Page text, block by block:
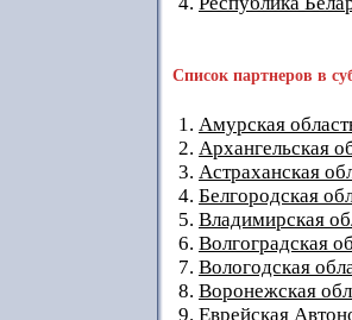
Список партнеров в
1. Амурская
2. Архангельская
3. Астраханская
4. Белгородская
5. Владимирская
6. Волгоградская
7. Вологодская
8. Воронежская
9. Еврейская